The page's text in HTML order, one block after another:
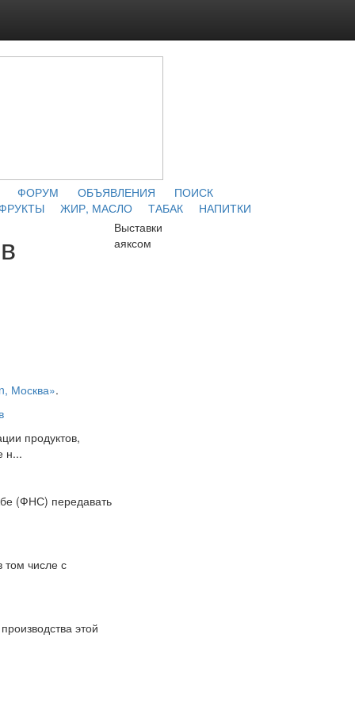
ФОРУМ ОБЪЯВЛЕНИЯ
ПОИСК
ЖИР, МАСЛО ТАБАК НАПИТКИ
Москва».
продуктов,
н...
(ФНС) передавать
том числе с
этой
Выставки
аяксом